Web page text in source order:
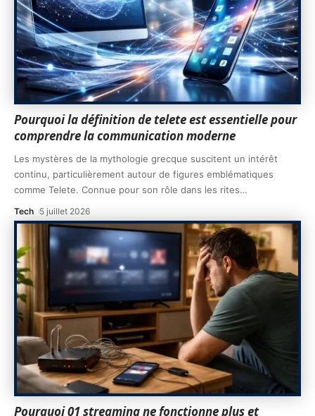
Pourquoi la définition de telete est essentielle pour
comprendre la communication moderne
Les mystères de la mythologie grecque suscitent un intérêt
continu, particulièrement autour de figures emblématiques
comme Telete. Connue pour son rôle dans les rites…
Tech 5 juillet 2026
Pourquoi 01 streaming ne fonctionne plus et